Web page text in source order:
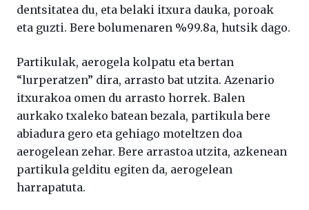
dentsitatea du, eta belaki itxura dauka, poroak
eta guzti. Bere bolumenaren %99.8a, hutsik dago.
Partikulak, aerogela kolpatu eta bertan
“lurperatzen” dira, arrasto bat utzita. Azenario
itxurakoa omen du arrasto horrek. Balen
aurkako txaleko batean bezala, partikula bere
abiadura gero eta gehiago moteltzen doa
aerogelean zehar. Bere arrastoa utzita, azkenean
partikula gelditu egiten da, aerogelean
harrapatuta.